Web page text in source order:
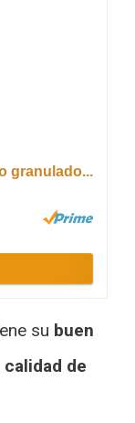
granulado...
su buen
de